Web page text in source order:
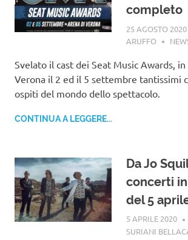
completo
25 AGOSTO 2020
ARUFFO
Svelato il cast dei Seat Music Awards,
Verona il 2 ed il 5 settembre tantissimi
ospiti del mondo dello spettacolo.
CONTINUA A LEGGERE...
Da Jo
concerti
del 5
5 APRILE 2020
SURIANI